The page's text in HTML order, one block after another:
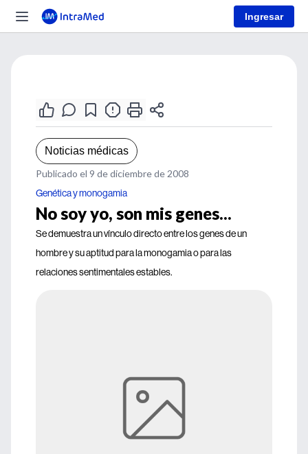
Ingresar
Noticias médicas
Publicado el 9 de diciembre de 2008
Genética y monogamia
No soy yo, son mis genes...
Se demuestra un vínculo directo entre los genes de un
hombre y su aptitud para la monogamia o para las
relaciones sentimentales estables.